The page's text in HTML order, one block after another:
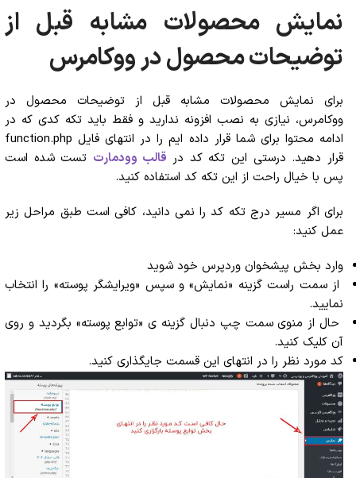
نمایش محصولات مشابه قبل از
توضیحات محصول در ووکامرس
برای نمایش محصولات مشابه قبل از توضیحات محصول در
ووکامرس، نیازی به نصب افزونه ندارید و فقط باید تکه کدی که در
ادامه محتوا برای شما قرار داده ایم را در انتهای فایل function.php
قرار دهید. درستی این تکه کد در قالب وودمارت تست شده است
پس با خیال راحت از این تکه کد استفاده کنید.
برای اگر مسیر درج تکه کد را نمی دانید، کافی است طبق مراحل زیر
عمل کنید:
وارد بخش پیشخوان وردپرس خود شوید
از سمت راست گزینه «نمایش» و سپس «ویرایشگر پوسته» را انتخاب
نمایید.
حال از منوی سمت چپ دنبال گزینه ی «توابع پوسته» بگردید و روی
آن کلیک کنید.
کد مورد نظر را در انتهای این قسمت جایگذاری کنید.